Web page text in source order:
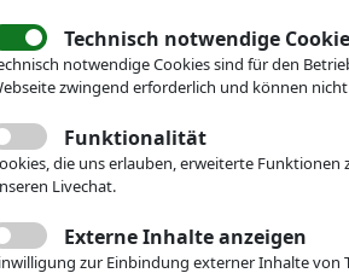
Veranstaltungen
für
und
Technisch notwendige
notwendige Cookies sind für den
zwingend erforderlich und können
Funktionalität
die uns erlauben, erweiterte Funktionen
Livechat.
Externe Inhalte anzeigen
zur Einbindung externer Inhalte von